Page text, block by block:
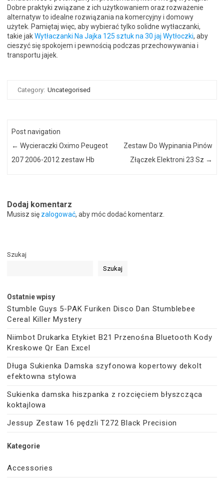
Dobre praktyki związane z ich użytkowaniem oraz rozważenie
alternatyw to idealne rozwiązania na komercyjny i domowy
użytek. Pamiętaj więc, aby wybierać tylko solidne wytłaczanki,
takie jakWytłaczanki Na Jajka 125 sztuk na 30 jaj Wytłoczki, aby
cieszyć się spokojem i pewnością podczas przechowywania i
transportu jajek.
Category: Uncategorised
Post navigation
← Wycieraczki Oximo Peugeot
207 2006-2012 zestaw Hb
Zestaw Do Wypinania Pinów
Złączek Elektroni 23 Sz →
Dodaj komentarz
Musisz się zalogować, aby móc dodać komentarz.
Szukaj
Szukaj
Ostatnie wpisy
Stumble Guys 5-PAK Furiken Disco Dan Stumblebee
Cereal Killer Mystery
Niimbot Drukarka Etykiet B21 Przenośna Bluetooth Kody
Kreskowe Qr Ean Excel
Długa Sukienka Damska szyfonowa kopertowy dekolt
efektowna stylowa
Sukienka damska hiszpanka z rozcięciem błyszcząca
koktajlowa
Jessup Zestaw 16 pędzli T272 Black Precision
Kategorie
Accessories